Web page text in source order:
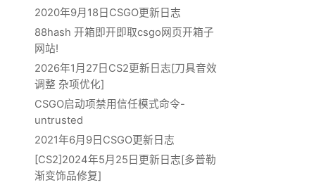
2020年9月18日CSGO更新日志
88hash 开箱即开即取csgo网页开箱子
网站!
2026年1月27日CS2更新日志[刀具音效
调整 杂项优化]
CSGO启动项禁用信任模式命令-
untrusted
2021年6月9日CSGO更新日志
[CS2]2024年5月25日更新日志[多普勒
渐变饰品修复]